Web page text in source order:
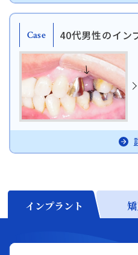
日
日
静
Case 40代男性のイン
インプラント